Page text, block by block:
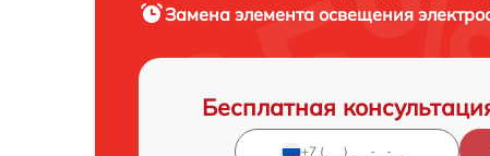
Замена элемента освещения
Бесплатная